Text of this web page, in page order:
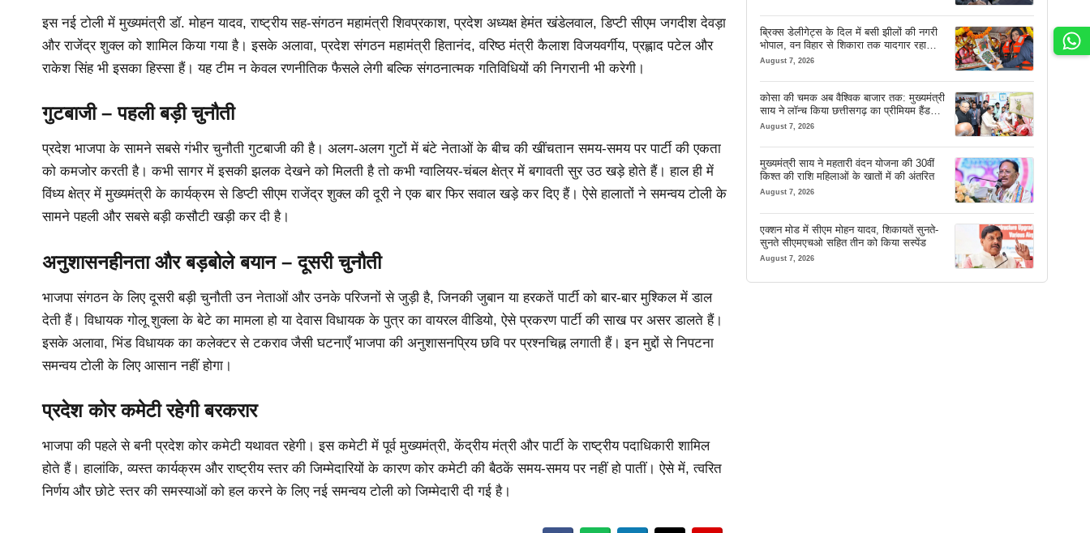
इस नई टोली में मुख्यमंत्री डॉ. मोहन यादव, राष्ट्रीय सह-संगठन महामंत्री शिवप्रकाश, प्रदेश अध्यक्ष हेमंत खंडेलवाल, डिप्टी सीएम जगदीश देवड़ा
और राजेंद्र शुक्ल को शामिल किया गया है। इसके अलावा, प्रदेश संगठन महामंत्री हितानंद, वरिष्ठ मंत्री कैलाश विजयवर्गीय, प्रह्लाद पटेल और
राकेश सिंह भी इसका हिस्सा हैं। यह टीम न केवल रणनीतिक फैसले लेगी बल्कि संगठनात्मक गतिविधियों की निगरानी भी करेगी।
गुटबाजी – पहली बड़ी चुनौती
प्रदेश भाजपा के सामने सबसे गंभीर चुनौती गुटबाजी की है। अलग-अलग गुटों में बंटे नेताओं के बीच की खींचतान समय-समय पर पार्टी की एकता
को कमजोर करती है। कभी सागर में इसकी झलक देखने को मिलती है तो कभी ग्वालियर-चंबल क्षेत्र में बगावती सुर उठ खड़े होते हैं। हाल ही में
विंध्य क्षेत्र में मुख्यमंत्री के कार्यक्रम से डिप्टी सीएम राजेंद्र शुक्ल की दूरी ने एक बार फिर सवाल खड़े कर दिए हैं। ऐसे हालातों ने समन्वय टोली के
सामने पहली और सबसे बड़ी कसौटी खड़ी कर दी है।
अनुशासनहीनता और बड़बोले बयान – दूसरी चुनौती
भाजपा संगठन के लिए दूसरी बड़ी चुनौती उन नेताओं और उनके परिजनों से जुड़ी है, जिनकी जुबान या हरकतें पार्टी को बार-बार मुश्किल में डाल
देती हैं। विधायक गोलू शुक्ला के बेटे का मामला हो या देवास विधायक के पुत्र का वायरल वीडियो, ऐसे प्रकरण पार्टी की साख पर असर डालते हैं।
इसके अलावा, भिंड विधायक का कलेक्टर से टकराव जैसी घटनाएँ भाजपा की अनुशासनप्रिय छवि पर प्रश्नचिह्न लगाती हैं। इन मुद्दों से निपटना
समन्वय टोली के लिए आसान नहीं होगा।
प्रदेश कोर कमेटी रहेगी बरकरार
भाजपा की पहले से बनी प्रदेश कोर कमेटी यथावत रहेगी। इस कमेटी में पूर्व मुख्यमंत्री, केंद्रीय मंत्री और पार्टी के राष्ट्रीय पदाधिकारी शामिल
होते हैं। हालांकि, व्यस्त कार्यक्रम और राष्ट्रीय स्तर की जिम्मेदारियों के कारण कोर कमेटी की बैठकें समय-समय पर नहीं हो पातीं। ऐसे में, त्वरित
निर्णय और छोटे स्तर की समस्याओं को हल करने के लिए नई समन्वय टोली को जिम्मेदारी दी गई है।
ब्रिक्स डेलीगेट्स के दिल में बसी झीलों की नगरी
भोपाल, वन विहार से शिकारा तक यादगार रहा
सफर
August 7, 2026
कोसा की चमक अब वैश्विक बाजार तक: मुख्यमंत्री
साय ने लॉन्च किया छत्तीसगढ़ का प्रीमियम हैंडलूम
ब्रांड ‘कोशल फैब’
August 7, 2026
मुख्यमंत्री साय ने महतारी वंदन योजना की 30वीं
किश्त की राशि महिलाओं के खातों में की अंतरित
August 7, 2026
एक्शन मोड में सीएम मोहन यादव, शिकायतें सुनते-
सुनते सीएमएचओ सहित तीन को किया सस्पेंड
August 7, 2026